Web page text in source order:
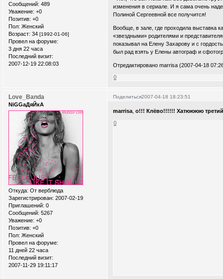
Сообщений: 489
Уважение: +0
Позитив: +0
Пол: Женский
Возраст: 34 [1992-01-06]
Провел на форуме:
3 дня 22 часа
Последний визит:
2007-12-19 22:08:03
изменения в сериале. И я сама очень
Полиной Сергеевной все получится!
Вообще, в зале, где проходила выставка
«звездными» родителями и
показывал на Елену Захарову и с
был рад взять у Елены автограф и
Отредактировано marrisa (2007-04-18
0
Поделиться2007-04-18 18:23:51
Love_Banda
NiGGaДяЙкА
Откуда: От верблюда
Зарегистрирован: 2007-02-19
Приглашений: 0
Сообщений: 5267
Уважение: +0
Позитив: +0
Пол: Женский
Провел на форуме:
11 дней 22 часа
Последний визит:
2007-11-29 19:11:17
marrisa,о!!! Клёво!!!!!! Хатюююю
0